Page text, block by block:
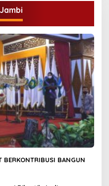
BERKONTRIBUSI BANGUN